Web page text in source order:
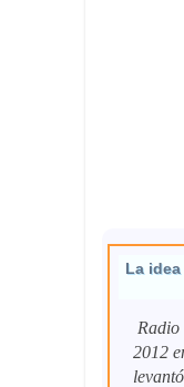
La
Radio
2012